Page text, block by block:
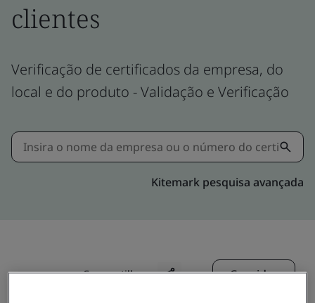
clientes
Verificação de certificados da empresa, do
local e do produto - Validação e Verificação
Kitemark pesquisa avançada
Compartilhar: Convidar